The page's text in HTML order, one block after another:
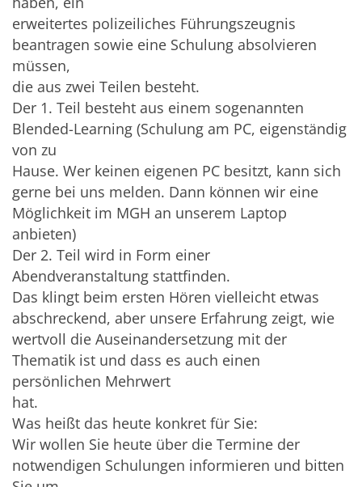
erweitertes polizeiliches Führungszeugnis
beantragen sowie eine Schulung absolvieren
müssen,
die aus zwei Teilen besteht.
Der 1. Teil besteht aus einem sogenannten
Blended-Learning (Schulung am PC, eigenständig
von zu
Hause. Wer keinen eigenen PC besitzt, kann sich
gerne bei uns melden. Dann können wir eine
Möglichkeit im MGH an unserem Laptop
anbieten)
Der 2. Teil wird in Form einer
Abendveranstaltung stattfinden.
Das klingt beim ersten Hören vielleicht etwas
abschreckend, aber unsere Erfahrung zeigt, wie
wertvoll die Auseinandersetzung mit der
Thematik ist und dass es auch einen
persönlichen Mehrwert
hat.
Was heißt das heute konkret für Sie:
Wir wollen Sie heute über die Termine der
notwendigen Schulungen informieren und bitten